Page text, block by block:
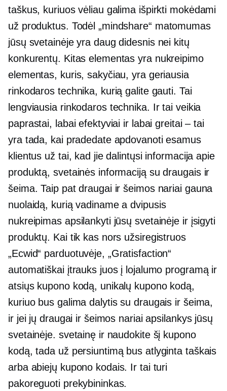
taškus, kuriuos vėliau galima išpirkti mokėdami
už produktus. Todėl „mindshare“ matomumas
jūsų svetainėje yra daug didesnis nei kitų
konkurentų. Kitas elementas yra nukreipimo
elementas, kuris, sakyčiau, yra geriausia
rinkodaros technika, kurią galite gauti. Tai
lengviausia rinkodaros technika. Ir tai veikia
paprastai, labai efektyviai ir labai greitai – tai
yra tada, kai pradedate apdovanoti esamus
klientus už tai, kad jie dalintųsi informacija apie
produktą, svetainės informaciją su draugais ir
šeima. Taip pat draugai ir šeimos nariai gauna
nuolaidą, kurią vadiname advipusis
nukreipimas apsilankyti jūsų svetainėje ir įsigyti
produktų. Kai tik kas nors užsiregistruos
„Ecwid“ parduotuvėje, „Gratisfaction“
automatiškai įtrauks juos į lojalumo programą ir
atsiųs kupono kodą, unikalų kupono kodą,
kuriuo bus galima dalytis su draugais ir šeima,
ir jei jų draugai ir šeimos nariai apsilankys jūsų
svetainėje. svetainę ir naudokite šį kupono
kodą, tada už persiuntimą bus atlyginta taškais
arba abiejų kupono kodais. Ir tai turi
pakoreguoti prekybininkas.